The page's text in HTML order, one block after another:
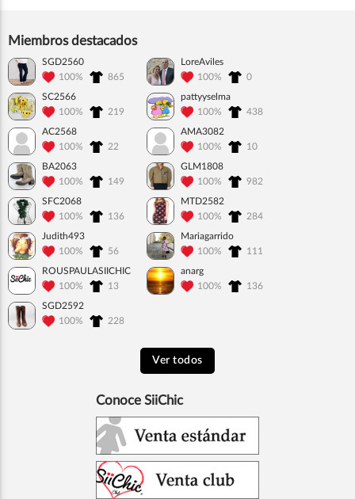
Miembros destacados
SGD2560
100%
865
LoreAviles
100%
0
SC2566
100%
219
pattyyselma
100%
438
AC2568
100%
22
AMA3082
100%
10
BA2063
100%
149
GLM1808
100%
982
SFC2068
100%
136
MTD2582
100%
284
Judith493
100%
56
Mariagarrido
100%
111
ROUSPAULASIICHIC
100%
13
anarg
100%
136
SGD2592
100%
228
Ver todos
Conoce SiiChic